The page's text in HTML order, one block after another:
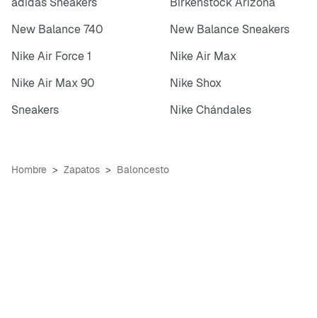
New Balance 740
New Balance Sneakers
Nike Air Force 1
Nike Air Max
Nike Air Max 90
Nike Shox
Sneakers
Nike Chándales
Hombre Zapatos Baloncesto